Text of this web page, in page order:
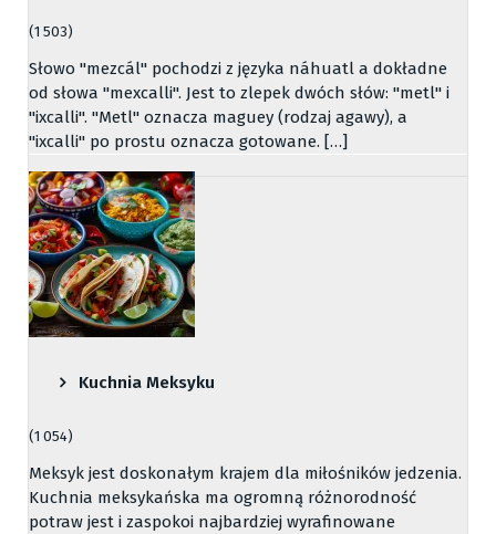
(1 503)
Słowo "mezcál" pochodzi z języka náhuatl a dokładne
od słowa "mexcalli". Jest to zlepek dwóch słów: "metl" i
"ixcalli". "Metl" oznacza maguey (rodzaj agawy), a
"ixcalli" po prostu oznacza gotowane. […]
Kuchnia Meksyku
(1 054)
Meksyk jest doskonałym krajem dla miłośników jedzenia.
Kuchnia meksykańska ma ogromną różnorodność
potraw jest i zaspokoi najbardziej wyrafinowane